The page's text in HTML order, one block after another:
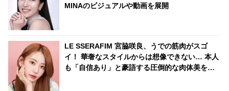
MINAのビジュアルや動画を展開
LE SSERAFIM 宮脇咲良、うでの筋肉がスゴ
イ！ 華奢なスタイルからは想像できない… 本人
も「自信あり」と豪語する圧倒的な肉体美を披